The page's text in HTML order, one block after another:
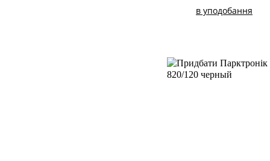
в уподобання